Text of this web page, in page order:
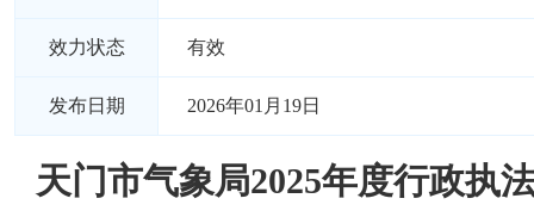
效力状态 有效
发布日期 2026年01月19日
天门市气象局2025年度行政执